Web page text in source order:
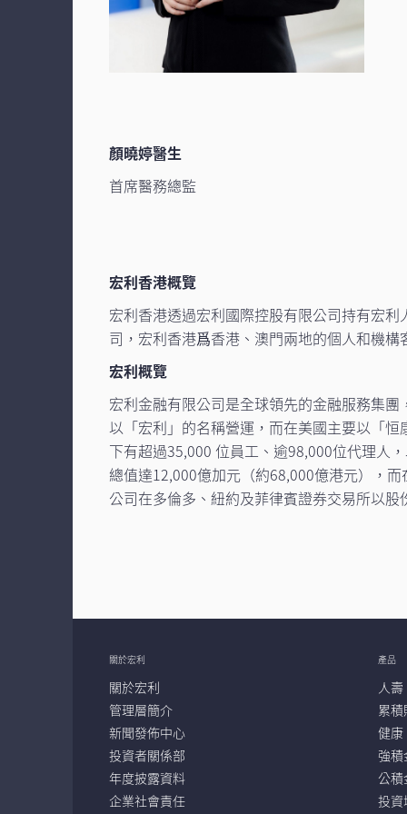
顏曉婷醫生
首席醫務總監
宏利香港概覽
宏利香港透過宏利國際控股有限公司持有宏
司，宏利香港爲香港、澳門兩地的個人和機
宏利概覽
宏利金融有限公司是全球領先的金融服務集
以「宏利」的名稱營運，而在美國主要以「
下有超過35,000 位員工、逾98,000位代理人
總值達12,000億加元（約68,000億港元），
公司在多倫多、紐約及菲律賓證券交易所以
關於宏利
關於宏利
管理層簡介
新聞發佈中心
投資者關係部
年度披露資料
企業社會責任
產品
人壽
累
健康
強積
公積
投資